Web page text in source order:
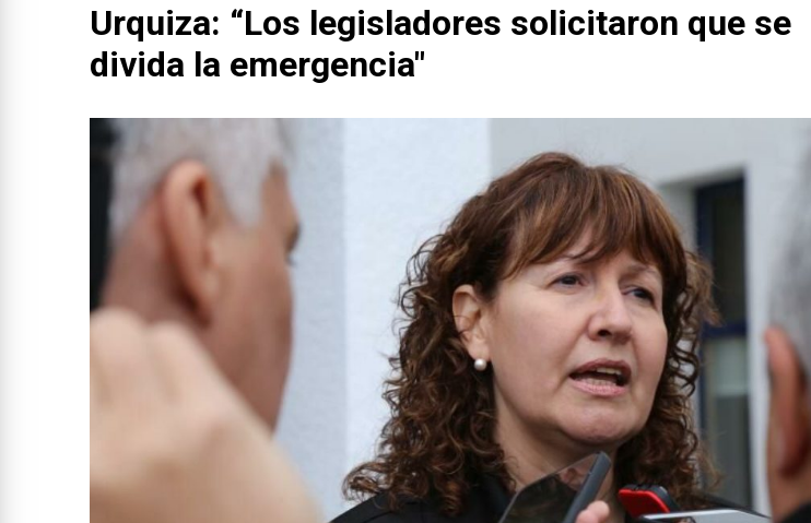
Urquiza: “Los legisladores solicitaron que se
divida la emergencia"